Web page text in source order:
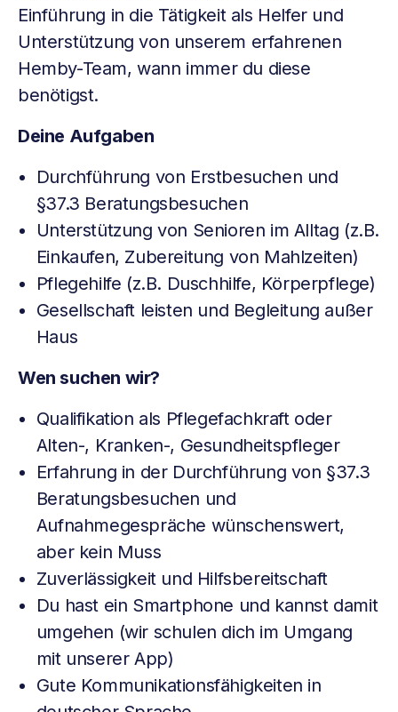
Einführung in die Tätigkeit als Helfer und
Unterstützung von unserem erfahrenen
Hemby-Team, wann immer du diese
benötigst.
Deine Aufgaben
Durchführung von Erstbesuchen und
§37.3 Beratungsbesuchen
Unterstützung von Senioren im Alltag (z.B.
Einkaufen, Zubereitung von Mahlzeiten)
Pflegehilfe (z.B. Duschhilfe, Körperpflege)
Gesellschaft leisten und Begleitung außer
Haus
Wen suchen wir?
Qualifikation als Pflegefachkraft oder
Alten-, Kranken-, Gesundheitspfleger
Erfahrung in der Durchführung von §37.3
Beratungsbesuchen und
Aufnahmegespräche wünschenswert,
aber kein Muss
Zuverlässigkeit und Hilfsbereitschaft
Du hast ein Smartphone und kannst damit
umgehen (wir schulen dich im Umgang
mit unserer App)
Gute Kommunikationsfähigkeiten in